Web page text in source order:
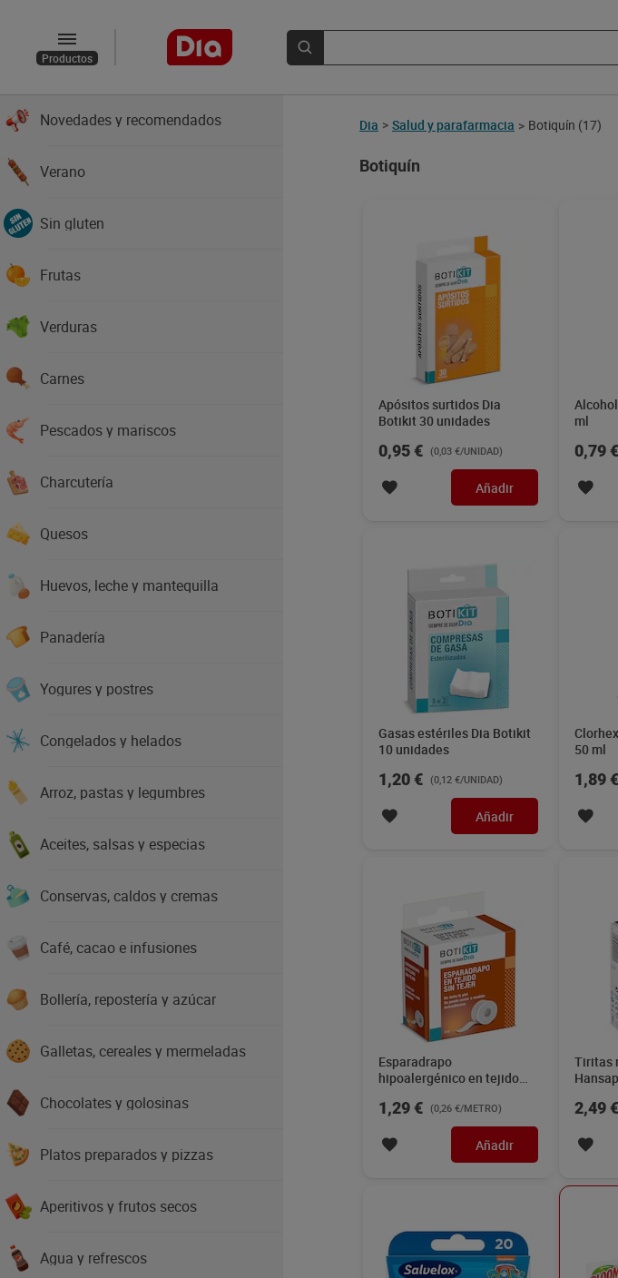
Productos
Novedades y recomendados
Verano
Sin gluten
Frutas
Verduras
Carnes
Pescados y mariscos
Charcutería
Quesos
Huevos, leche y mantequilla
Panadería
Yogures y postres
Congelados y helados
Arroz, pastas y legumbres
Aceites, salsas y especias
Conservas, caldos y cremas
Café, cacao e infusiones
Bollería, repostería y azúcar
Galletas, cereales y mermeladas
Chocolates y golosinas
Platos preparados y pizzas
Aperitivos y frutos secos
Agua y refrescos
Dia > Salud y parafarmacia > Botiquín (17)
Botiquín
Apósitos surtidos Dia
Botikit 30 unidades
0,95 € (0,03 €/UNIDAD)
Añadir
ml
0,79 €
Gasas estériles Dia Botikit
10 unidades
1,20 € (0,12 €/UNIDAD)
Añadir
50 ml
1,89 €
Esparadrapo
hipoalergénico en tejido
1,29 € (0,26 €/METRO)
Añadir
Tiritas
2,49 €